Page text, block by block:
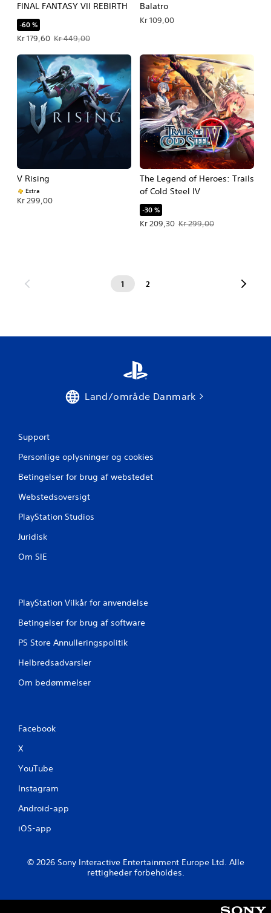
FINAL FANTASY VII REBIRTH
-60 %
Kr 179,60
Tilbudspris Kr 179,60. Oprindelig pris Kr 449,00.
Kr 449,00
Balatro
Kr 109,00
V Rising
Extra
Kr 299,00
The Legend of Heroes: Trails
of Cold Steel IV
-30 %
Kr 209,30
Tilbudspris Kr 209,30. Oprindelig
Kr 299,00
1 2
Land/område Danmark
Support
Personlige oplysninger og cookies
Betingelser for brug af webstedet
Webstedsoversigt
PlayStation Studios
Juridisk
Om SIE
PlayStation Vilkår for anvendelse
Betingelser for brug af software
PS Store Annulleringspolitik
Helbredsadvarsler
Om bedømmelser
Facebook
X
YouTube
Instagram
Android-app
iOS-app
© 2026 Sony Interactive Entertainment Europe Ltd. Alle
rettigheder forbeholdes.